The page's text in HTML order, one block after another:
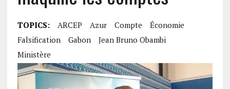
TOPICS: ARCEP Azur Compte
Économie
Falsification
Gabon
Jean Bruno Obambi
Ministère